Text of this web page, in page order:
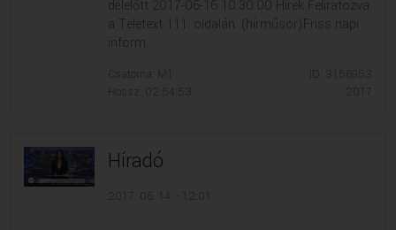
délelőtt 2017-06-16 10:30:00 Hírek Feliratozva
a Teletext 111. oldalán. (hírműsor)Friss napi
inform...
Csatorna: M1
Hossz: 02:54:53
2017
Híradó
2017. 06. 14. - 12:01